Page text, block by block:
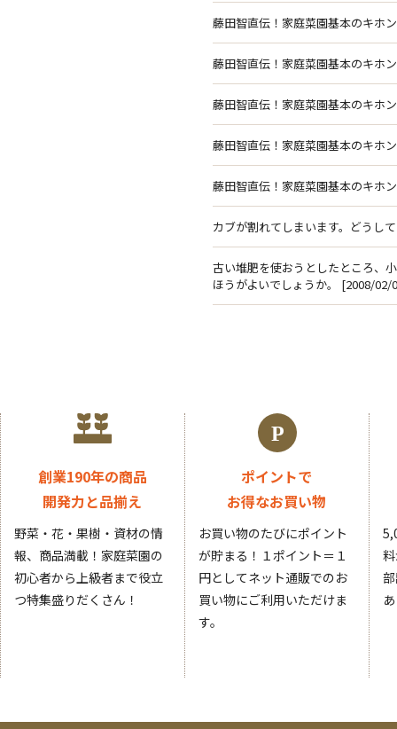
藤田智直伝！家庭菜園基本のキ
藤田智直伝！家庭菜園基本のキ
藤田智直伝！家庭菜園基本のキ
藤田智直伝！家庭菜園基本のキ
藤田智直伝！家庭菜園基本のキ
カブが割れてしまいます。どうし
古い堆肥を使おうとしたところ、
ほうがよいでしょうか。 [2008/02/
創業190年の商品
開発力と品揃え
野菜・花・果樹・資材の情
報、商品満載！家庭菜園の
初心者から上級者まで役立
つ特集盛りだくさん！
ポイントで
お得なお買い物
お買い物のたびにポイント
が貯まる！１ポイント＝１
円としてネット通販でのお
買い物にご利用いただけま
す。